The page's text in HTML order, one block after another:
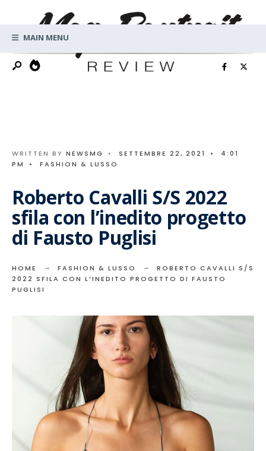
contentMAIN MENU
WRITTEN BY NEWSMG • SETTEMBRE 22, 2021 •
4:01
PM
• FASHION & LUSSO
Roberto Cavalli S/S 2022
sfila con l’inedito progetto
di Fausto Puglisi
HOME FASHION & LUSSO
ROBERTO CAVALLI S/S
2022 SFILA CON L’INEDITO PROGETTO DI FAUSTO
PUGLISI